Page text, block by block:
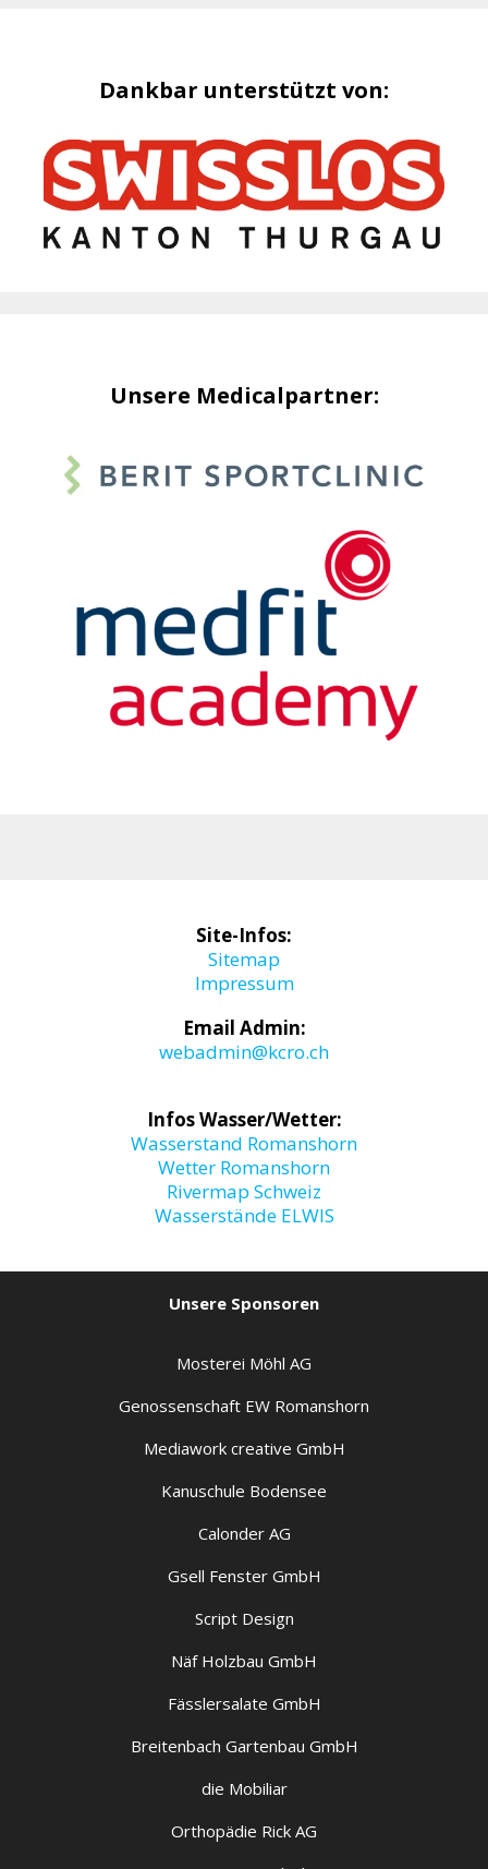
Dankbar unterstützt von:
Unsere Medicalpartner:
Site-Infos:
Sitemap
Impressum
Email Admin:
webadmin@kcro.ch
Infos Wasser/Wetter:
Wasserstand Romanshorn
Wetter Romanshorn
Rivermap Schweiz
Wasserstände ELWIS
Unsere Sponsoren
Mosterei Möhl AG
Genossenschaft EW Romanshorn
Mediawork creative GmbH
Kanuschule Bodensee
Calonder AG
Gsell Fenster GmbH
Script Design
Näf Holzbau GmbH
Fässlersalate GmbH
Breitenbach Gartenbau GmbH
die Mobiliar
Orthopädie Rick AG